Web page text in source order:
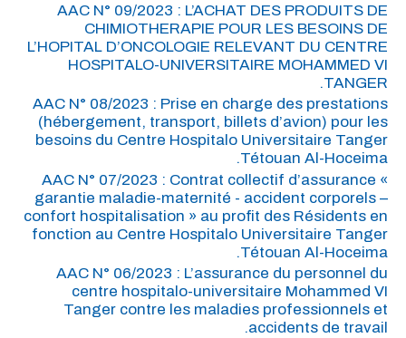
AAC N° 09/2023 : L’ACHAT DES PRODUITS DE
CHIMIOTHERAPIE POUR LES BESOINS DE
L’HOPITAL D’ONCOLOGIE RELEVANT DU CENTRE
HOSPITALO-UNIVERSITAIRE MOHAMMED VI
TANGER.
AAC N° 08/2023 : Prise en charge des prestations
(hébergement, transport, billets d’avion) pour les
besoins du Centre Hospitalo Universitaire Tanger
Tétouan Al-Hoceima.
AAC N° 07/2023 : Contrat collectif d’assurance «
garantie maladie-maternité - accident corporels –
confort hospitalisation » au profit des Résidents en
fonction au Centre Hospitalo Universitaire Tanger
Tétouan Al-Hoceima.
AAC N° 06/2023 : L’assurance du personnel du
centre hospitalo-universitaire Mohammed VI
Tanger contre les maladies professionnels et
accidents de travail.